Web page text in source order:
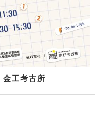
金工考古所